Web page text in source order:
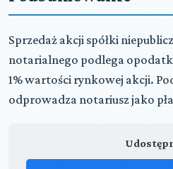
Sprzedaż akcji spółki
notarialnego podlega
1% wartości rynkowej akcji.
odprowadza notariusz jako